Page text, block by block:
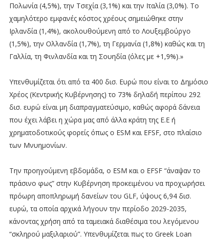
Πολωνία (4,5%), την Τσεχία (3,1%) και την Ιταλία (3,0%). Το
χαμηλότερο εμφανές κόστος χρέους σημειώθηκε στην
Ιρλανδία (1,4%), ακολουθούμενη από το Λουξεμβούργο
(1,5%), την Ολλανδία (1,7%), τη Γερμανία (1,8%) καθώς και τη
Γαλλία, τη Φινλανδία και τη Σουηδία (όλες με +1,9%).»
Υπενθυμίζεται ότι από τα 400 δισ. Ευρώ που είναι το Δημόσιο
Χρέος (Κεντρικής Κυβέρνησης) το 73% δηλαδή περίπου 292
δισ. ευρώ είναι μη διαπραγματεύσιμο, καθώς αφορά δάνεια
που έχει λάβει η χώρα μας από άλλα κράτη της Ε.Ε ή
χρηματοδοτικούς φορείς όπως ο ESM και EFSF, στο πλαίσιο
των Μνυημονίων.
Την προηγούμενη εβδομάδα, ο ESM και ο EFSF “άναψαν το
πράσινο φως” στην Κυβέρνηση προκειμένου να προχωρήσει
πρόωρη αποπληρωμή δανείων του GLF, ύψους 6,94 δισ.
ευρώ, τα οποία αρχικά λήγουν την περίοδο 2029-2035,
κάνοντας χρήση από τα ταμειακά διαθέσιμα του λεγόμενου
“σκληρού μαξιλαριού”. Υπενθυμίζεται πως το Greek Loan